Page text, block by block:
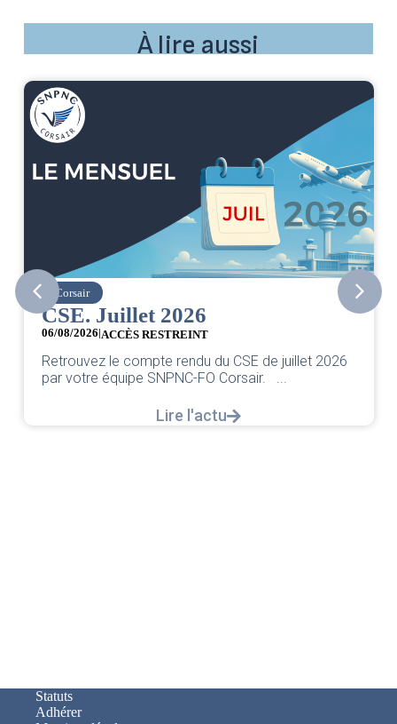
À lire aussi
Corsair
CSE. Juillet 2026
06/08/2026|ACCÈS RESTREINT
Retrouvez le compte rendu du CSE de juillet 2026
par votre équipe SNPNC-FO Corsair. ...
Lire l'actu
Statuts
Adhérer